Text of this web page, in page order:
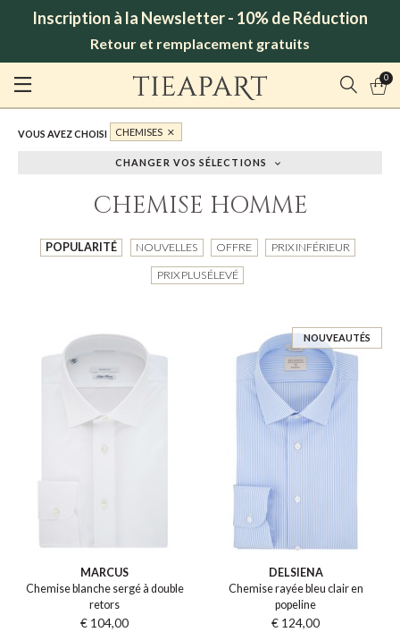
Inscription à la Newsletter - 10% de Réduction
Retour et remplacement gratuits
0
VOUS AVEZ CHOISI CHEMISES
CHANGER VOS SÉLECTIONS
CHEMISE HOMME
POPULARITÉ NOUVELLES OFFRE PRIX INFÉRIEUR
PRIX PLUS ÉLEVÉ
MARCUS
Chemise blanche sergé à double
retors
€ 104,00
NOUVEAUTÉS
DELSIENA
Chemise rayée bleu clair en
popeline
€ 124,00